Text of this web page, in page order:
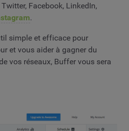
Facebook, LinkedIn,
.
simple et efficace pour
et vous aider à gagner du
vos réseaux, Buffer vous sera